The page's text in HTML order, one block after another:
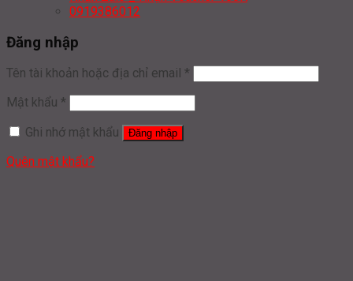
0919386012
Đăng nhập
Tên tài khoản hoặc địa chỉ email *
Mật khẩu *
Ghi nhớ mật khẩu
Đăng nhập
Quên mật khẩu?